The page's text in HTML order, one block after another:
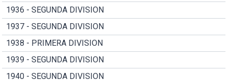
1936 - SEGUNDA DIVISION
1937 - SEGUNDA DIVISION
1938 - PRIMERA DIVISION
1939 - SEGUNDA DIVISION
1940 - SEGUNDA DIVISION